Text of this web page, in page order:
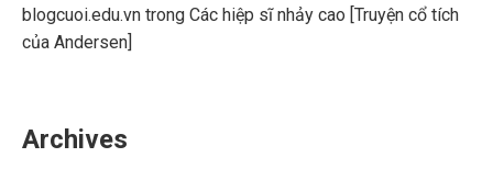
blogcuoi.edu.vn trong Các hiệp sĩ nhảy cao [Truyện cổ tích
của Andersen]
Archives